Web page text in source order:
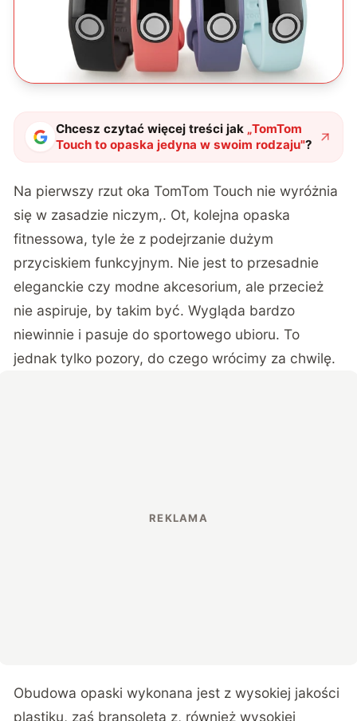
Chcesz czytać więcej treści jak „TomTom
Touch to opaska jedyna w swoim rodzaju"?
Na pierwszy rzut oka TomTom Touch nie wyróżnia
się w zasadzie niczym,. Ot, kolejna opaska
fitnessowa, tyle że z podejrzanie dużym
przyciskiem funkcyjnym. Nie jest to przesadnie
eleganckie czy modne akcesorium, ale przecież
nie aspiruje, by takim być. Wygląda bardzo
niewinnie i pasuje do sportowego ubioru. To
jednak tylko pozory, do czego wrócimy za chwilę.
Obudowa opaski wykonana jest z wysokiej jakości
plastiku, zaś bransoleta z, również wysokiej